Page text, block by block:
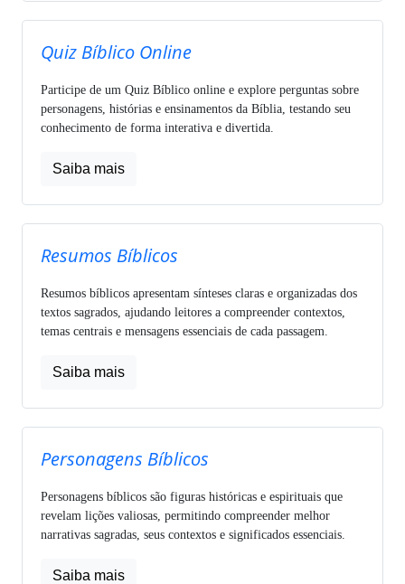
Quiz Bíblico Online
Participe de um Quiz Bíblico online e explore perguntas sobre
personagens, histórias e ensinamentos da Bíblia, testando seu
conhecimento de forma interativa e divertida.
Saiba mais
Resumos Bíblicos
Resumos bíblicos apresentam sínteses claras e organizadas dos
textos sagrados, ajudando leitores a compreender contextos,
temas centrais e mensagens essenciais de cada passagem.
Saiba mais
Personagens Bíblicos
Personagens bíblicos são figuras históricas e espirituais que
revelam lições valiosas, permitindo compreender melhor
narrativas sagradas, seus contextos e significados essenciais.
Saiba mais